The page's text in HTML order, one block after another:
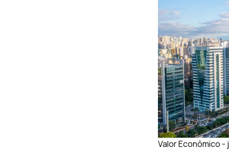
Valor Econômico -